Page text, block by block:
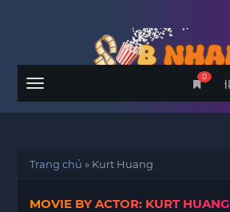
Menu
0
Trang chủ » Kurt Huang
MOVIE BY ACTOR: KURT HUANG